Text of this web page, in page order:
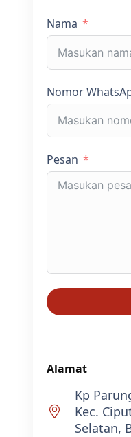
Alamat
Kp
Kec.
Selatan,
Nama
Nomor
Pesan